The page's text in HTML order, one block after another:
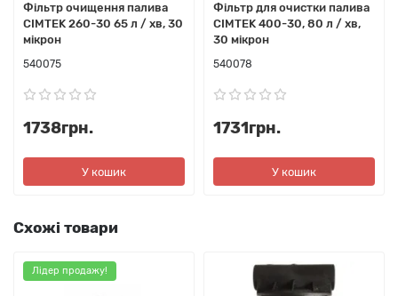
Фільтр очищення палива
CIMTEK 260-30 65 л / хв, 30
мікрон
540075
1738грн.
У кошик
Фільтр для очистки палива
CIMTEK 400-30, 80 л / хв,
30 мікрон
540078
1731грн.
У кошик
Схожі товари
Лідер продажу!